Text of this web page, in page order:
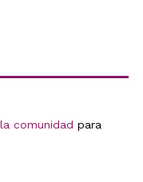
comunidad para